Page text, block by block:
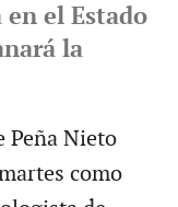
el Estado
la
Peña Nieto
como